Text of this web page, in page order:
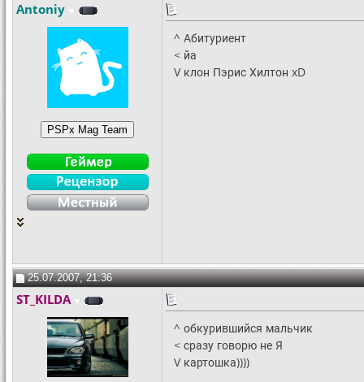
Antoniy
^ Абитуриент
< йа
V клон Пэрис Хилтон xD
25.07.2007, 21:36
ST_KILDA
^ обкурившийся мальчик
< сразу говорю не Я
V картошка))))